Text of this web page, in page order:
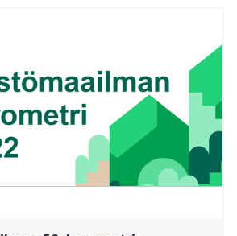
näkymät eivät
korostaa
Oy:n toimitusjohtaja Mika
esiin kaksi erilaista asuntotyyppiä,
välitysammattilaiset näkevät